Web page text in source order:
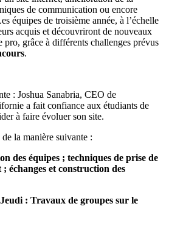
de communication ou encore
équipes de troisième année, à l’échelle
acquis et découvriront de nouveaux
pro, grâce à différents challenges prévus
.
: Joshua Sanabria, CEO de
a fait confiance aux étudiants de
à faire évoluer son site.
la manière suivante :
des équipes ; techniques de prise de
échanges et construction des
: Travaux de groupes sur le